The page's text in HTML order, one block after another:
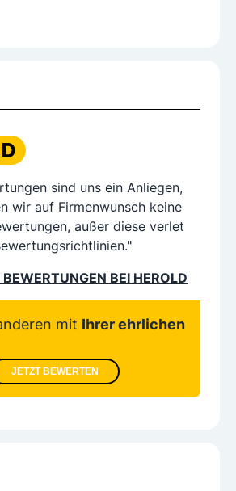
sind uns ein Anliegen,
wir auf Firmenwunsch keine
außer diese verlet
BEI HEROLD
mit Ihrer ehrlichen
JETZT BEWERTEN